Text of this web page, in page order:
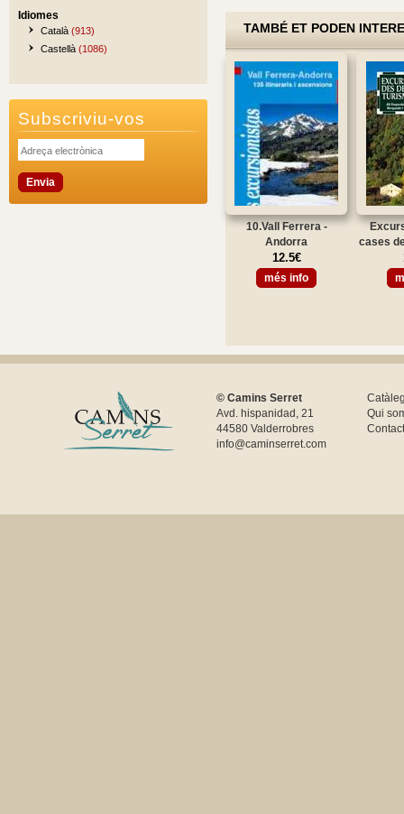
Idiomes
Català (913)
Castellà (1086)
Subscriviu-vos
TAMBÉ ET PODEN
10.Vall Ferrera -
Andorra
12.5€
més info
cases
© Camins Serret
Avd. hispanidad, 21
44580 Valderrobres
info@caminserret.com
Qui